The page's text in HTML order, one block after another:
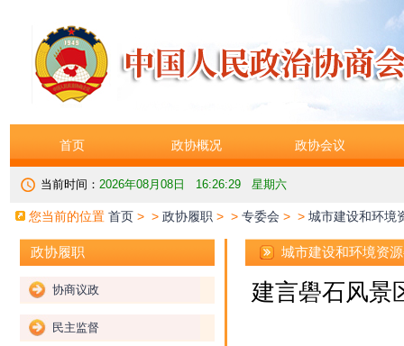
首页 政协概况 政协会议
当前时间： 2026年08月08日 16:26:29 星期六
您当前的位置 首页 > > 政协履职 > > 专委会 > > 城市建设和环境
政协履职
协商议政
民主监督
城市建设和环境资
建言礐石风景